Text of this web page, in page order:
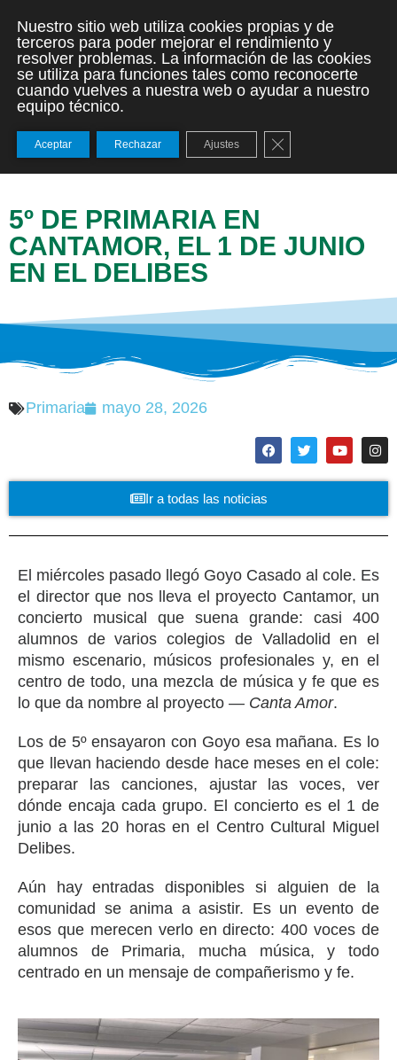
5º DE PRIMARIA EN
CANTAMOR, EL 1 DE JUNIO
EN EL DELIBES
Primaria mayo 28, 2026
Ir a todas las noticias
El miércoles pasado llegó Goyo Casado al cole. Es
el director que nos lleva el proyecto Cantamor, un
concierto musical que suena grande: casi 400
alumnos de varios colegios de Valladolid en el
mismo escenario, músicos profesionales y, en el
centro de todo, una mezcla de música y fe que es
lo que da nombre al proyecto — Canta Amor.
Los de 5º ensayaron con Goyo esa mañana. Es lo
que llevan haciendo desde hace meses en el cole:
preparar las canciones, ajustar las voces, ver
dónde encaja cada grupo. El concierto es el 1 de
junio a las 20 horas en el Centro Cultural Miguel
Delibes.
Aún hay entradas disponibles si alguien de la
comunidad se anima a asistir. Es un evento de
esos que merecen verlo en directo: 400 voces de
alumnos de Primaria, mucha música, y todo
centrado en un mensaje de compañerismo y fe.
Nuestro sitio web utiliza cookies propias y de
terceros para poder mejorar el rendimiento y
resolver problemas. La información de las cookies
se utiliza para funciones tales como reconocerte
cuando vuelves a nuestra web o ayudar a nuestro
equipo técnico.
Aceptar Rechazar Ajustes Cerrar el banner de